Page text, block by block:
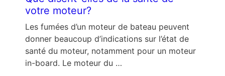
votre moteur?
Les fumées d’un moteur de bateau peuvent
donner beaucoup d’indications sur l’état de
santé du moteur, notamment pour un moteur
in-board. Le moteur du …